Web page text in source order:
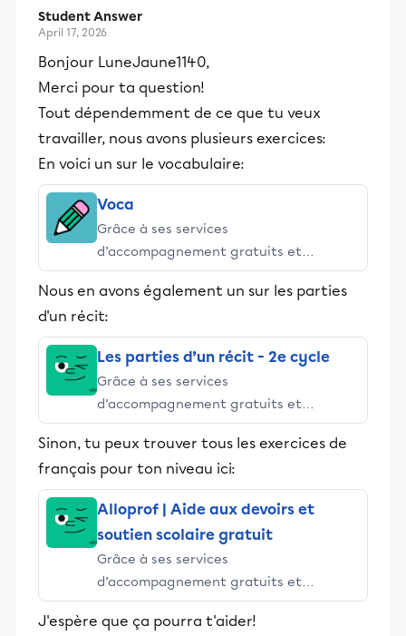
Student Answer
April 17, 2026
Bonjour LuneJaune1140,
Merci pour ta question!
Tout dépendemment de ce que tu veux
travailler, nous avons plusieurs exercices:
En voici un sur le vocabulaire:
Voca
Grâce à ses services
d’accompagnement gratuits et
stimulants, Alloprof engage les élèves
et leurs parents dans la réussite
éducative.
Nous en avons également un sur les parties
d'un récit:
Les parties d’un récit - 2e cycle
Grâce à ses services
d’accompagnement gratuits et
stimulants, Alloprof engage les élèves
et leurs parents dans la réussite
éducative.
Sinon, tu peux trouver tous les exercices de
français pour ton niveau ici:
Alloprof | Aide aux devoirs et
soutien scolaire gratuit
Grâce à ses services
d’accompagnement gratuits et
stimulants, Alloprof engage les élèves
et leurs parents dans la réussite
J'espère que ça pourra t'aider!